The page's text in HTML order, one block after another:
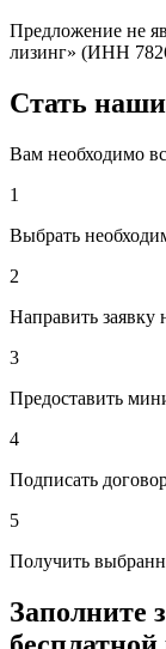
Предложение не
лизинг» (ИНН
Стать
Вам необходимо
1
Выбрать
2
Направить заявку
3
Предоставить
4
Подписать
5
Получить
Заполните